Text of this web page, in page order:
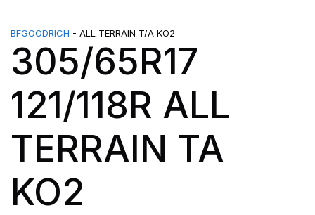
BFGOODRICH - ALL TERRAIN T/A KO2
305/65R17
121/118R ALL
TERRAIN TA
KO2